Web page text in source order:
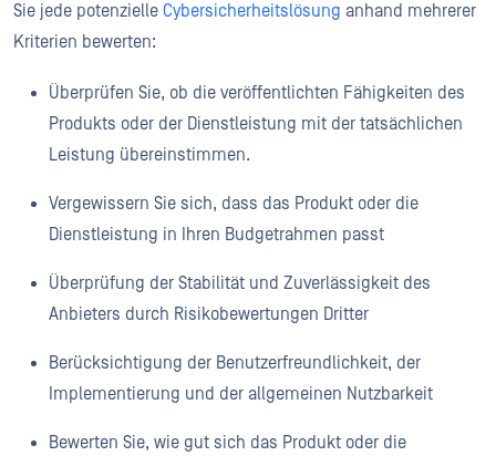
Sie jede potenzielle Cybersicherheitslösung anhand mehrerer
Kriterien bewerten:
Überprüfen Sie, ob die veröffentlichten Fähigkeiten des
Produkts oder der Dienstleistung mit der tatsächlichen
Leistung übereinstimmen.
Vergewissern Sie sich, dass das Produkt oder die
Dienstleistung in Ihren Budgetrahmen passt
Überprüfung der Stabilität und Zuverlässigkeit des
Anbieters durch Risikobewertungen Dritter
Berücksichtigung der Benutzerfreundlichkeit, der
Implementierung und der allgemeinen Nutzbarkeit
Bewerten Sie, wie gut sich das Produkt oder die